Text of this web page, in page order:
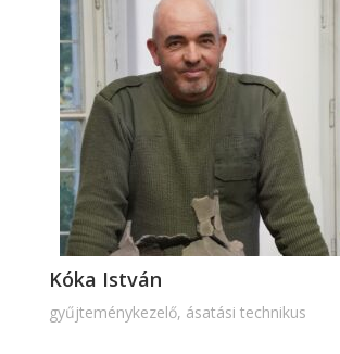
Kóka István
gyűjteménykezelő, ásatási technikus